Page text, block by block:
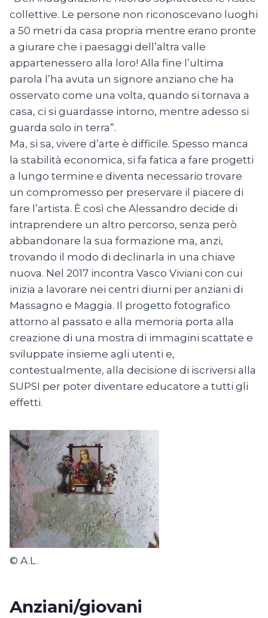
collettive. Le persone non riconoscevano luoghi
a 50 metri da casa propria mentre erano pronte
a giurare che i paesaggi dell’altra valle
appartenessero alla loro! Alla fine l’ultima
parola l’ha avuta un signore anziano che ha
osservato come una volta, quando si tornava a
casa, ci si guardasse intorno, mentre adesso si
guarda solo in terra”.
Ma, si sa, vivere d’arte è difficile. Spesso manca
la stabilità economica, si fa fatica a fare progetti
a lungo termine e diventa necessario trovare
un compromesso per preservare il piacere di
fare l’artista. È così che Alessandro decide di
intraprendere un altro percorso, senza però
abbandonare la sua formazione ma, anzi,
trovando il modo di declinarla in una chiave
nuova. Nel 2017 incontra Vasco Viviani con cui
inizia a lavorare nei centri diurni per anziani di
Massagno e Maggia. Il progetto fotografico
attorno al passato e alla memoria porta alla
creazione di una mostra di immagini scattate e
sviluppate insieme agli utenti e,
contestualmente, alla decisione di iscriversi alla
SUPSI per poter diventare educatore a tutti gli
effetti.
© A.L.
Anziani/giovani